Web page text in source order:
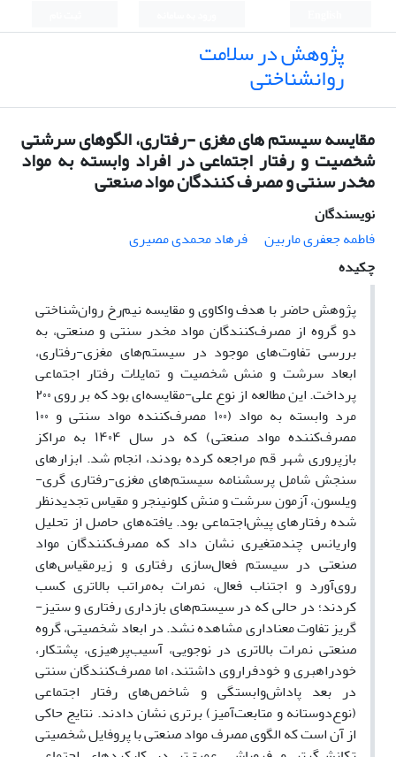
پژوهش در سلامت
روانشناختی
مقایسه سیستم‌ های مغزی -رفتاری، الگوهای سرشتی
شخصیت و رفتار اجتماعی در افراد وابسته به مواد
مخدر سنتی و مصرف کنندگان مواد صنعتی
نویسندگان
فاطمه جعفری ماربین
فرهاد محمدی مصیری
چکیده
پژوهش حاضر با هدف واکاوی و مقایسه نیم‌رخ روان‌شناختی
دو گروه از مصرف‌کنندگان مواد مخدر سنتی و صنعتی، به
بررسی تفاوت‌های موجود در سیستم‌های مغزی-رفتاری،
ابعاد سرشت و منش شخصیت و تمایلات رفتار اجتماعی
پرداخت. این مطالعه از نوع علی-مقایسه‌ای بود که بر روی ۲۰۰
مرد وابسته به مواد (۱۰۰ مصرف‌کننده مواد سنتی و ۱۰۰
مصرف‌کننده مواد صنعتی) که در سال ۱۴۰۴ به مراکز
بازپروری شهر قم مراجعه کرده بودند، انجام شد. ابزارهای
سنجش شامل پرسشنامه سیستم‌های مغزی-رفتاری گری-
ویلسون، آزمون سرشت و منش کلونینجر و مقیاس تجدیدنظر
شده رفتارهای پیش‌اجتماعی بود. یافته‌های حاصل از تحلیل
واریانس چندمتغیری نشان داد که مصرف‌کنندگان مواد
صنعتی در سیستم فعال‌سازی رفتاری و زیرمقیاس‌های
روی‌آورد و اجتناب فعال، نمرات به‌مراتب بالاتری کسب
کردند؛ در حالی که در سیستم‌های بازداری رفتاری و ستیز-
گریز تفاوت معناداری مشاهده نشد. در ابعاد شخصیتی، گروه
صنعتی نمرات بالاتری در نوجویی، آسیب‌پرهیزی، پشتکار،
خودراهبری و خودفراروی داشتند، اما مصرف‌کنندگان سنتی
در بعد پاداش‌وابستگی و شاخص‌های رفتار اجتماعی
(نوع‌دوستانه و متابعت‌آمیز) برتری نشان دادند. نتایج حاکی
از آن است که الگوی مصرف مواد صنعتی با پروفایل شخصیتی